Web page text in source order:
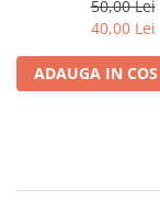
50,00 Lei
40,00 Lei
ADAUGA IN COS